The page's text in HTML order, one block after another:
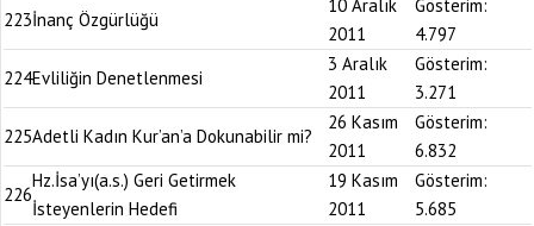
223İnanç Özgürlüğü
10 Aralık
2011
Gösterim:
4.797
224Evliliğin Denetlenmesi
3 Aralık
2011
Gösterim:
3.271
225Adetli Kadın Kur’an’a Dokunabilir mi?
26 Kasım
2011
Gösterim:
6.832
226
Hz.İsa’yı(a.s.) Geri Getirmek
İsteyenlerin Hedefi
19 Kasım
2011
Gösterim:
5.685